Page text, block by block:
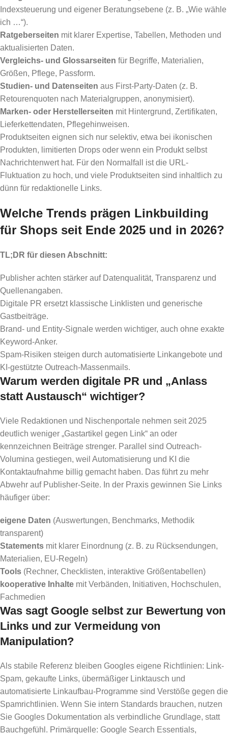
Indexsteuerung und eigener Beratungsebene (z. B. „Wie wähle
ich …“).
Ratgeberseiten mit klarer Expertise, Tabellen, Methoden und
aktualisierten Daten.
Vergleichs- und Glossarseiten für Begriffe, Materialien,
Größen, Pflege, Passform.
Studien- und Datenseiten aus First-Party-Daten (z. B.
Retourenquoten nach Materialgruppen, anonymisiert).
Marken- oder Herstellerseiten mit Hintergrund, Zertifikaten,
Lieferkettendaten, Pflegehinweisen.
Produktseiten eignen sich nur selektiv, etwa bei ikonischen
Produkten, limitierten Drops oder wenn ein Produkt selbst
Nachrichtenwert hat. Für den Normalfall ist die URL-
Fluktuation zu hoch, und viele Produktseiten sind inhaltlich zu
dünn für redaktionelle Links.
Welche Trends prägen Linkbuilding
für Shops seit Ende 2025 und in 2026?
TL;DR für diesen Abschnitt:
Publisher achten stärker auf Datenqualität, Transparenz und
Quellenangaben.
Digitale PR ersetzt klassische Linklisten und generische
Gastbeiträge.
Brand- und Entity-Signale werden wichtiger, auch ohne exakte
Keyword-Anker.
Spam-Risiken steigen durch automatisierte Linkangebote und
KI-gestützte Outreach-Massenmails.
Warum werden digitale PR und „Anlass
statt Austausch“ wichtiger?
Viele Redaktionen und Nischenportale nehmen seit 2025
deutlich weniger „Gastartikel gegen Link“ an oder
kennzeichnen Beiträge strenger. Parallel sind Outreach-
Volumina gestiegen, weil Automatisierung und KI die
Kontaktaufnahme billig gemacht haben. Das führt zu mehr
Abwehr auf Publisher-Seite. In der Praxis gewinnen Sie Links
häufiger über:
eigene Daten (Auswertungen, Benchmarks, Methodik
transparent)
Statements mit klarer Einordnung (z. B. zu Rücksendungen,
Materialien, EU-Regeln)
Tools (Rechner, Checklisten, interaktive Größentabellen)
kooperative Inhalte mit Verbänden, Initiativen, Hochschulen,
Fachmedien
Was sagt Google selbst zur Bewertung von
Links und zur Vermeidung von
Manipulation?
Als stabile Referenz bleiben Googles eigene Richtlinien: Link-
Spam, gekaufte Links, übermäßiger Linktausch und
automatisierte Linkaufbau-Programme sind Verstöße gegen die
Spamrichtlinien. Wenn Sie intern Standards brauchen, nutzen
Sie Googles Dokumentation als verbindliche Grundlage, statt
Bauchgefühl. Primärquelle: Google Search Essentials,